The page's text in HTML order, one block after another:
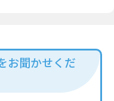
お聞かせくだ